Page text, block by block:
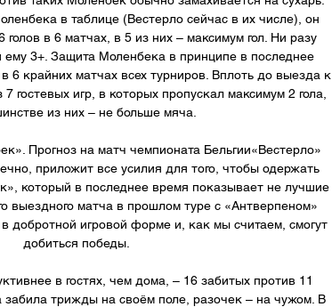
в таблице (Вестерло сейчас в их числе), он
голов в 6 матчах, в 5 из них – максимум гол. Ни разу
ему 3+. Защита Моленбека в принципе в последнее
6 крайних матчах всех турниров. Вплоть до выезда к
гостевых игр, в которых пропускал максимум 2 гола,
из них – не больше мяча.
Прогноз на матч чемпионата Бельгии«Вестерло»
приложит все усилия для того, чтобы одержать
который в последнее время показывает не лучшие
выездного матча в прошлом туре с «Антверпеном»
добротной игровой форме и, как мы считаем, смогут
добиться победы.
в гостях, чем дома, – 16 забитых против 11
забила трижды на своём поле, разочек – на чужом. В